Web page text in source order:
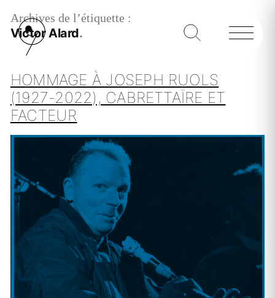
Archives de l’étiquette :
Victor Alard
HOMMAGE À JOSEPH RUOLS
(1927-2022), CABRETTAÏRE ET
FACTEUR